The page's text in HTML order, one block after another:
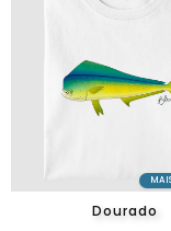
Dourado